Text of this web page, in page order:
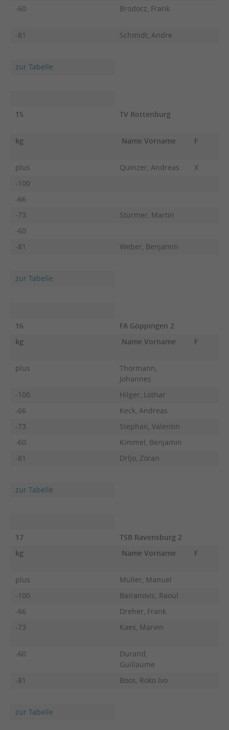
-60
Brodocz, Frank
-81 Schmidt, Andre
zur Tabelle
15 TV Rottenburg
kg Name Vorname F
plus Quinzer, Andreas
X
-100
-66
-73
Stürmer, Martin
-60
-81
Weber, Benjamin
zur Tabelle
16
FA Göppingen 2
kg
Name Vorname F
plus
Thormann,
Johannes
-100
Hilger, Lothar
-66
Keck, Andreas
-73
Stephan, Valentin
-60
Kimmel, Benjamin
-81
Drljo, Zoran
zur Tabelle
17
TSB Ravensburg 2
kg
Name Vorname F
plus
Müller, Manuel
-100
Bairanovic, Raoul
-66
Dreher, Frank
-73
Kaes, Marvin
-60
Durand,
Guillaume
-81
Boos, Roko Ivo
zur Tabelle